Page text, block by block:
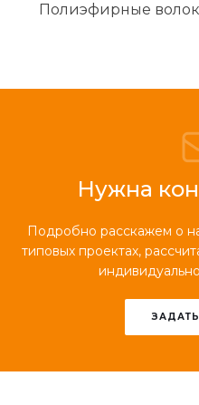
Полиэфирные
Нужна
Подробно расскажем о
типовых проектах,